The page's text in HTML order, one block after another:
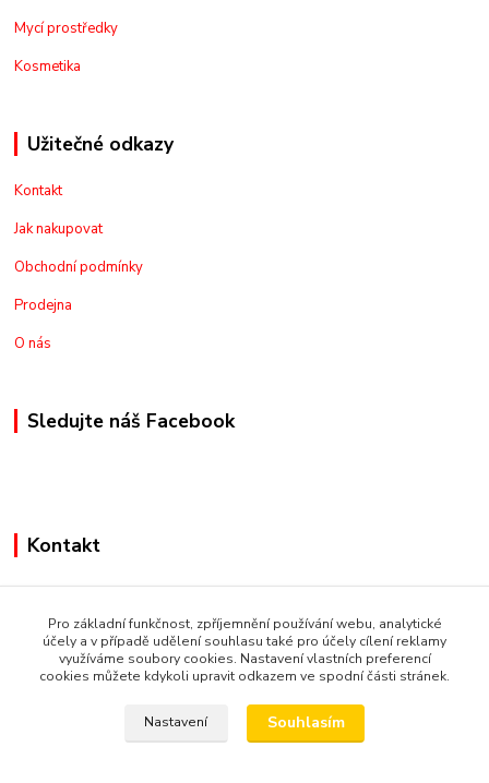
Mycí prostředky
Kosmetika
Užitečné odkazy
Kontakt
Jak nakupovat
Obchodní podmínky
Prodejna
O nás
Sledujte náš Facebook
Kontakt
+420775973462
nakupznemecka@email.cz
Pro základní funkčnost, zpříjemnění používání webu, analytické
účely a v případě udělení souhlasu také pro účely cílení reklamy
využíváme soubory cookies. Nastavení vlastních preferencí
cookies můžete kdykoli upravit odkazem ve spodní části stránek.
Nastavení Souhlasím